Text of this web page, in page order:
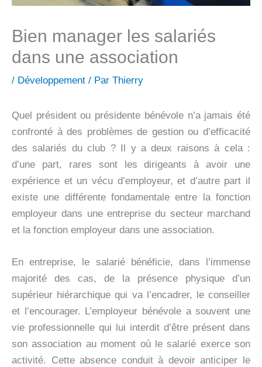
Bien manager les salariés
dans une association
/ Développement / Par Thierry
Quel président ou présidente bénévole n’a jamais été
confronté à des problèmes de gestion ou d’efficacité
des salariés du club ? Il y a deux raisons à cela :
d’une part, rares sont les dirigeants à avoir une
expérience et un vécu d’employeur, et d’autre part il
existe une différente fondamentale entre la fonction
employeur dans une entreprise du secteur marchand
et la fonction employeur dans une association.
En entreprise, le salarié bénéficie, dans l’immense
majorité des cas, de la présence physique d’un
supérieur hiérarchique qui va l’encadrer, le conseiller
et l’encourager. L’employeur bénévole a souvent une
vie professionnelle qui lui interdit d’être présent dans
son association au moment où le salarié exerce son
activité. Cette absence conduit à devoir anticiper le